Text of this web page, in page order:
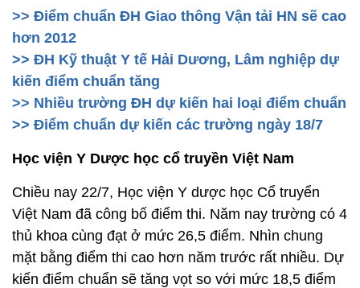
>> Điểm chuẩn ĐH Giao thông Vận tải HN sẽ cao
hơn 2012
>> ĐH Kỹ thuật Y tế Hải Dương, Lâm nghiệp dự
kiến điểm chuẩn tăng
>> Nhiều trường ĐH dự kiến hai loại điểm chuẩn
>> Điểm chuẩn dự kiến các trường ngày 18/7
Học viện Y Dược học cổ truyền Việt Nam
Chiều nay 22/7, Học viện Y dược học Cổ truyển
Việt Nam đã công bố điểm thi. Năm nay trường có 4
thủ khoa cùng đạt ở mức 26,5 điểm. Nhìn chung
mặt bằng điểm thi cao hơn năm trước rất nhiều. Dự
kiến điểm chuẩn sẽ tăng vọt so với mức 18,5 điểm